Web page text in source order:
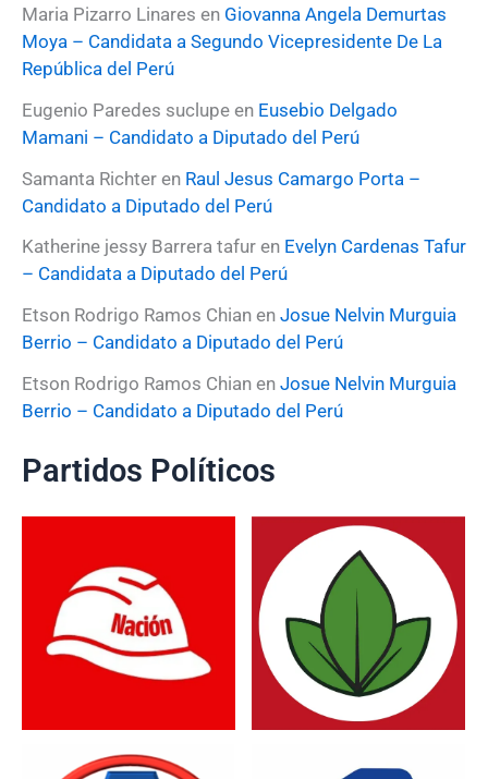
Maria Pizarro Linares en Giovanna Angela Demurtas
Moya – Candidata a Segundo Vicepresidente De La
República del Perú
Eugenio Paredes suclupe en Eusebio Delgado
Mamani – Candidato a Diputado del Perú
Samanta Richter en Raul Jesus Camargo Porta –
Candidato a Diputado del Perú
Katherine jessy Barrera tafur en Evelyn Cardenas Tafur
– Candidata a Diputado del Perú
Etson Rodrigo Ramos Chian en Josue Nelvin Murguia
Berrio – Candidato a Diputado del Perú
Etson Rodrigo Ramos Chian en Josue Nelvin Murguia
Berrio – Candidato a Diputado del Perú
Partidos Políticos